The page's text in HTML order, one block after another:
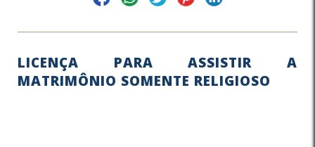
LICENÇA PARA ASSISTIR A
MATRIMÔNIO SOMENTE RELIGIOSO